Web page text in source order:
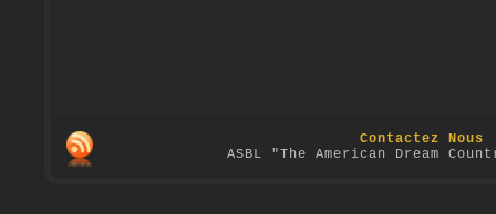
Contactez Nous
ASBL "The American Dream